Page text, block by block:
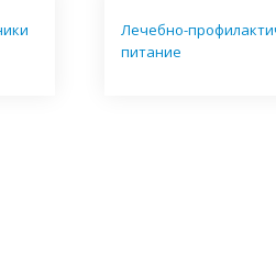
Лечебно-
питание